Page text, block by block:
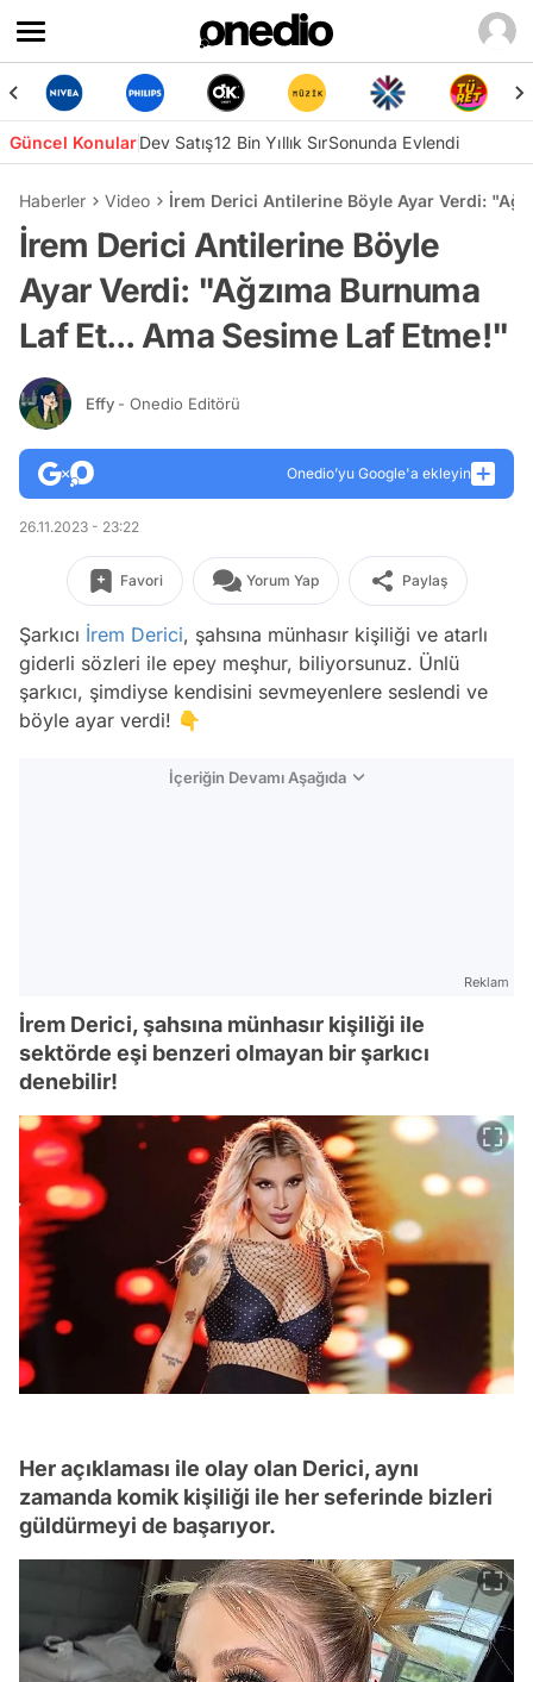
Güncel KonularDev Satış12 Bin Yıllık SırSonunda Evlendi
Haberler Video İrem Derici Antilerine Böyle Ayar Verdi:
İrem Derici Antilerine Böyle
Ayar Verdi: "Ağzıma Burnuma
Laf Et... Ama Sesime Laf Etme!"
Effy - Onedio Editörü
Onedio’yu Google'a ekleyin
26.11.2023 - 23:22
Favori Yorum Yap Paylaş
Şarkıcı İrem Derici, şahsına münhasır kişiliği ve atarlı
giderli sözleri ile epey meşhur, biliyorsunuz. Ünlü
şarkıcı, şimdiyse kendisini sevmeyenlere seslendi ve
böyle ayar verdi! 👇
İçeriğin Devamı Aşağıda
Reklam
İrem Derici, şahsına münhasır kişiliği ile
sektörde eşi benzeri olmayan bir şarkıcı
denebilir!
Her açıklaması ile olay olan Derici, aynı
zamanda komik kişiliği ile her seferinde bizleri
güldürmeyi de başarıyor.